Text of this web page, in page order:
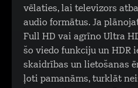
vēlaties, lai televizors
audio formātus. Ja
Full HD vai agrīno Ultra
šo viedo funkciju un HDR
skaidrības un lietošanas
ļoti pamanāms, turklāt